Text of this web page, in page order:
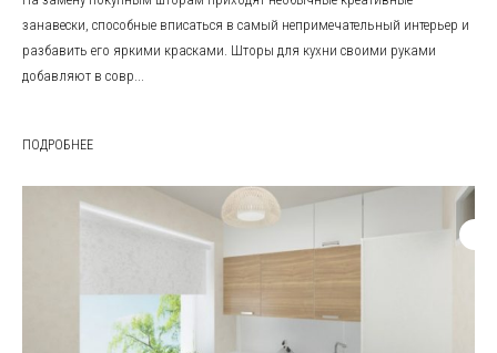
занавески, способные вписаться в самый непримечательный интерьер и
разбавить его яркими красками. Шторы для кухни своими руками
добавляют в совр...
ПОДРОБНЕЕ